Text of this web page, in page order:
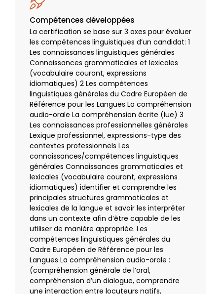
Compétences développées
La certification se base sur 3 axes pour évaluer
les compétences linguistiques d’un candidat: 1
Les connaissances linguistiques générales
Connaissances grammaticales et lexicales
(vocabulaire courant, expressions
idiomatiques) 2 Les compétences
linguistiques générales du Cadre Européen de
Référence pour les Langues La compréhension
audio-orale La compréhension écrite (lue) 3
Les connaissances professionnelles générales
Lexique professionnel, expressions-type des
contextes professionnels Les
connaissances/compétences linguistiques
générales Connaissances grammaticales et
lexicales (vocabulaire courant, expressions
idiomatiques) identifier et comprendre les
principales structures grammaticales et
lexicales de la langue et savoir les interpréter
dans un contexte afin d’être capable de les
utiliser de manière appropriée. Les
compétences linguistiques générales du
Cadre Européen de Référence pour les
Langues La compréhension audio-orale :
(compréhension générale de l’oral,
compréhension d’un dialogue, comprendre
une interaction entre locuteurs natifs,